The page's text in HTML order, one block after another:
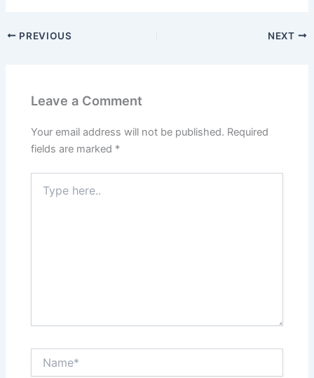
c
e
o
k
st
o
o
PREVIOUS NEXT
Leave a Comment
Your email address will not be published. Required
fields are marked *
here..